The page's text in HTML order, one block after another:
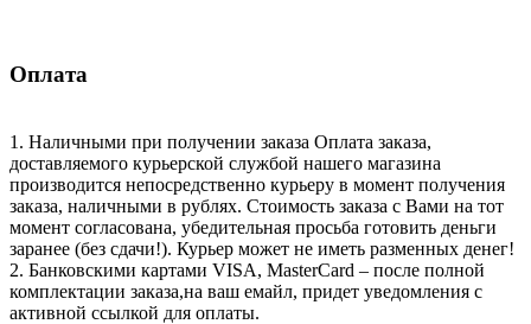
Оплата
1. Наличными при получении заказа Оплата заказа,
доставляемого курьерской службой нашего магазина
производится непосредственно курьеру в момент получения
заказа, наличными в рублях. Стоимость заказа с Вами на тот
момент согласована, убедительная просьба готовить деньги
заранее (без сдачи!). Курьер может не иметь разменных денег!
2. Банковскими картами VISA, MasterCard – после полной
комплектации заказа,на ваш емайл, придет уведомления с
активной ссылкой для оплаты.